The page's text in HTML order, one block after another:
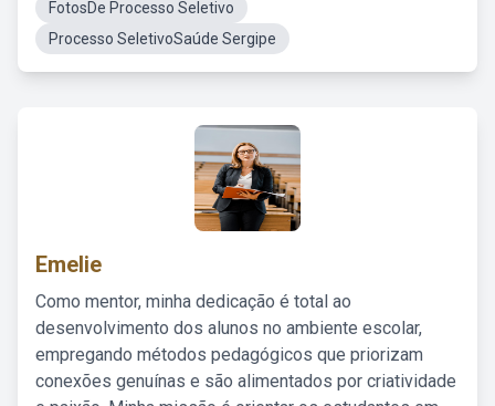
FotosDe Processo Seletivo
Processo SeletivoSaúde Sergipe
Emelie
Como mentor, minha dedicação é total ao
desenvolvimento dos alunos no ambiente escolar,
empregando métodos pedagógicos que priorizam
conexões genuínas e são alimentados por criatividade